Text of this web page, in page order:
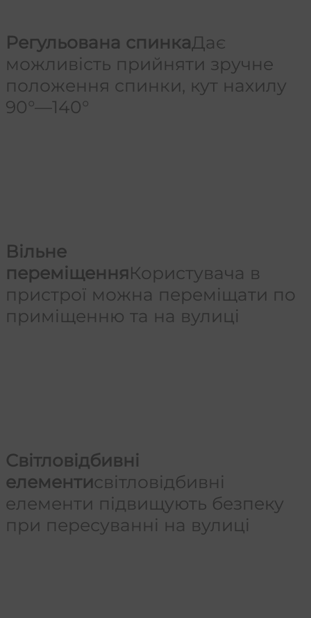
Регульована спинкаДає
можливість прийняти зручне
положення спинки, кут нахилу
90°—140°
Вільне
переміщенняКористувача в
пристрої можна переміщати по
приміщенню та на вулиці
Світловідбивні
елементисвітловідбивні
елементи підвищують безпеку
при пересуванні на вулиці